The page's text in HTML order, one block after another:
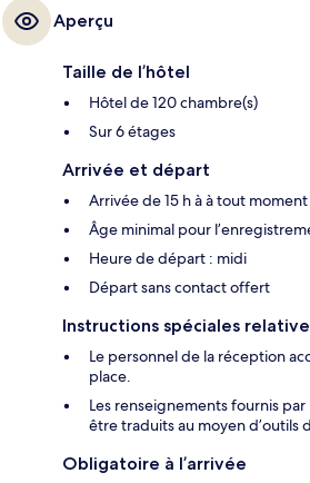
Aperçu
Taille de l’hôtel
Hôtel de 120 chambre(s)
Sur 6 étages
Arrivée et départ
Arrivée de 15 h à à tout moment
Âge minimal pour
Heure de départ : midi
Départ sans contact offert
Instructions spéciales
Le personnel de la réception
place.
Les renseignements fournis
être traduits au moyen
Obligatoire à l’arrivée